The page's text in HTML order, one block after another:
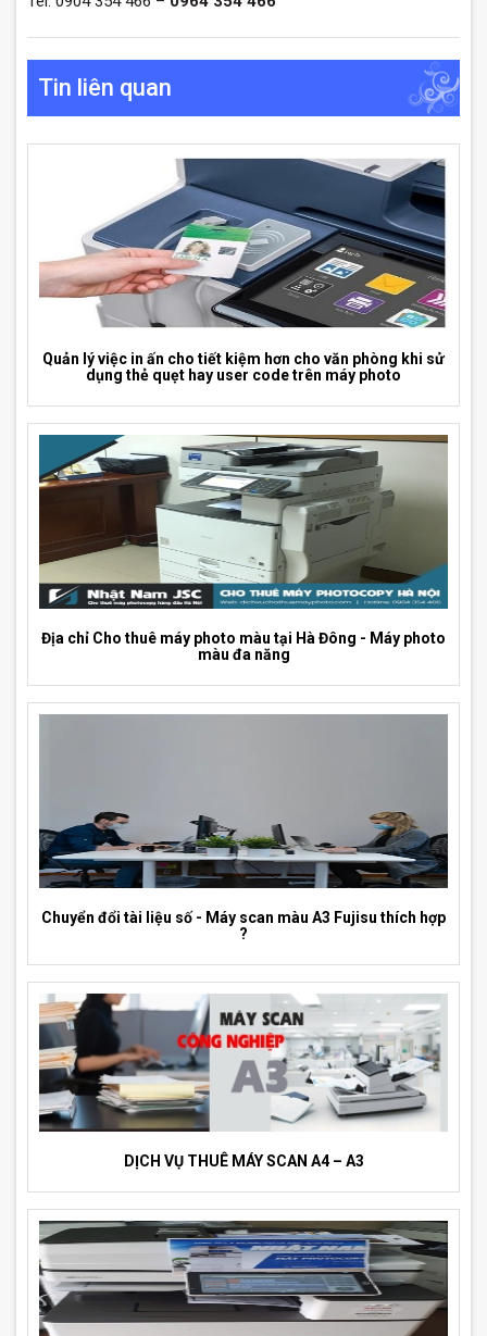
Tin liên quan
Quản lý việc in ấn cho tiết kiệm hơn cho văn phòng khi sử
dụng thẻ quẹt hay user code trên máy photo
Địa chỉ Cho thuê máy photo màu tại Hà Đông - Máy photo
màu đa năng
Chuyển đổi tài liệu số - Máy scan màu A3 Fujisu thích hợp
?
DỊCH VỤ THUÊ MÁY SCAN A4 – A3